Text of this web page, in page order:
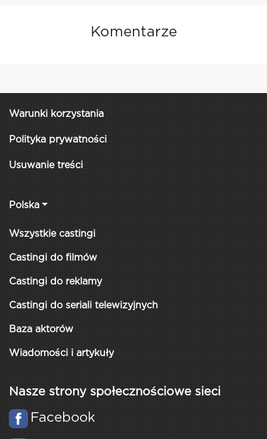
Komentarze
Warunki korzystania
Polityka prywatności
Usuwanie treści
Polska
Wszystkie castingi
Castingi do filmów
Castingi do reklamy
Castingi do seriali telewizyjnych
Baza aktorów
Wiadomości i artykuły
Nasze strony społecznościowe sieci
Facebook